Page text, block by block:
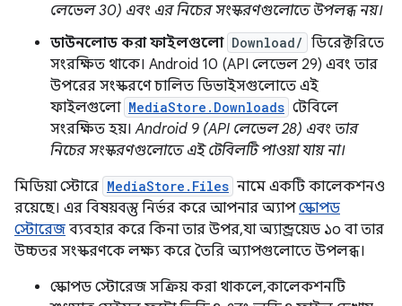
লেভেল 30) এবং এর নিচের সংস্করণগুলোতে উপলব্ধ নয়।
ডাউনলোড করা ফাইলগুলো Download/ ডিরেক্টরিতে
সংরক্ষিত থাকে। Android 10 (API লেভেল 29) এবং তার
উপরের সংস্করণে চালিত ডিভাইসগুলোতে এই
ফাইলগুলো MediaStore.Downloads টেবিলে
সংরক্ষিত হয়।Android 9 (API লেভেল 28) এবং তার
নিচের সংস্করণগুলোতে এই টেবিলটি পাওয়া যায় না।
মিডিয়া স্টোরে MediaStore.Files নামে একটি কালেকশনও
রয়েছে। এর বিষয়বস্তু নির্ভর করে আপনার অ্যাপস্কোপড
স্টোরেজ ব্যবহার করে কিনা তার উপর, যা অ্যান্ড্রয়েড ১০ বা তার
উচ্চতর সংস্করণকে লক্ষ্য করে তৈরি অ্যাপগুলোতে উপলব্ধ।
স্কোপড স্টোরেজ সক্রিয় করা থাকলে, কালেকশনটি